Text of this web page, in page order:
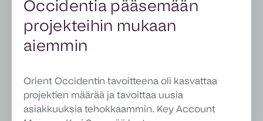
Occidentia pääsemään
projekteihin mukaan
aiemmin
Orient Occidentin tavoitteena oli kasvattaa
projektien määrää ja tavoittaa uusia
asiakkuuksia tehokkaammin. Key Account